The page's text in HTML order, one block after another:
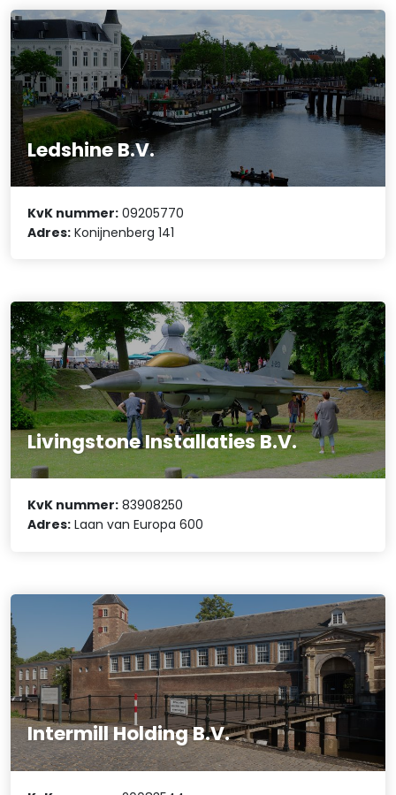
Ledshine B.V.
KvK nummer: 09205770
Adres: Konijnenberg 141
Livingstone Installaties B.V.
KvK nummer: 83908250
Adres: Laan van Europa 600
Intermill Holding B.V.